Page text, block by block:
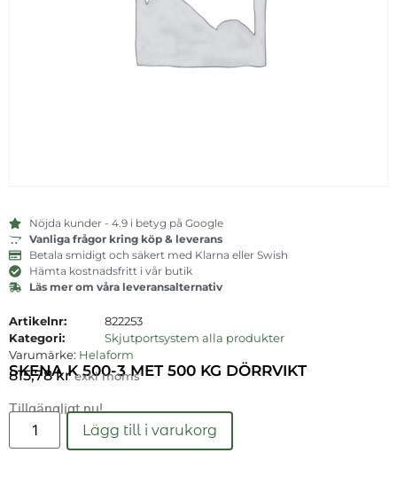
Nöjda kunder - 4.9 i betyg på Google
Vanliga frågor kring köp & leverans
Betala smidigt och säkert med Klarna eller Swish
Hämta kostnadsfritt i vår butik
Läs mer om våra leveransalternativ
Artikelnr:
822253
Kategori:
Skjutportsystem alla produkter
Varumärke: Helaform
SKENA K 500-3 MET 500 KG DÖRRVIKT
815,78kr exkl moms
Tillgängligt nu!
Läs mer
Lägg till i varukorg